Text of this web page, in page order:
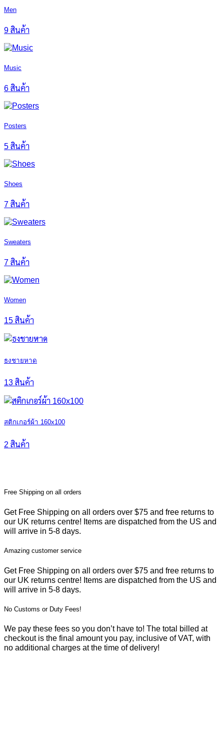
Men
9 สินค้า
Music
6 สินค้า
Posters
5 สินค้า
Shoes
7 สินค้า
Sweaters
7 สินค้า
Women
15 สินค้า
ธงชายหาด
13 สินค้า
สติกเกอร์ผ้า 160x100
2 สินค้า
Free Shipping on all orders
Get Free Shipping on all orders over $75 and free returns to
our UK returns centre! Items are dispatched from the US and
will arrive in 5-8 days.
Amazing customer service
Get Free Shipping on all orders over $75 and free returns to
our UK returns centre! Items are dispatched from the US and
will arrive in 5-8 days.
No Customs or Duty Fees!
We pay these fees so you don’t have to! The total billed at
checkout is the final amount you pay, inclusive of VAT, with
no additional charges at the time of delivery!